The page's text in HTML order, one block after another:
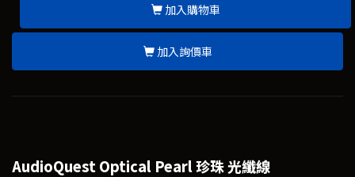
加入購物車
加入詢價車
AudioQuest Optical Pearl 珍珠 光纖線